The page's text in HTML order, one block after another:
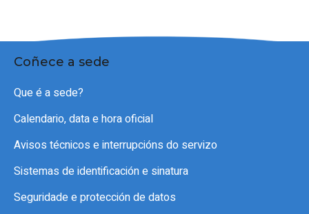
Coñece a sede
Que é a sede?
Calendario, data e hora oficial
Avisos técnicos e interrupcións do servizo
Sistemas de identificación e sinatura
Seguridade e protección de datos